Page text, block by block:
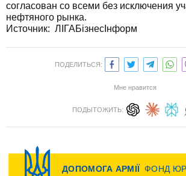
согласован со всеми без исключения
нефтяного рынка.
Источник: ЛIГАБiзнесIнформ
ПОДЕЛИТЬСЯ:
Мне нравится
ПОДЫТОЖИТЬ: